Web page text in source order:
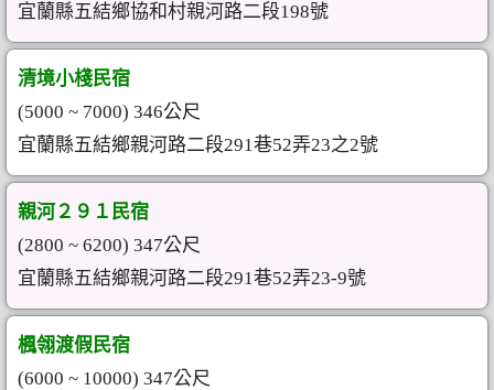
宜蘭縣五結鄉協和村親河路二段198號
清境小棧民宿
(5000 ~ 7000) 346公尺
宜蘭縣五結鄉親河路二段291巷52弄23之2號
親河２９１民宿
(2800 ~ 6200) 347公尺
宜蘭縣五結鄉親河路二段291巷52弄23-9號
楓翎渡假民宿
(6000 ~ 10000) 347公尺